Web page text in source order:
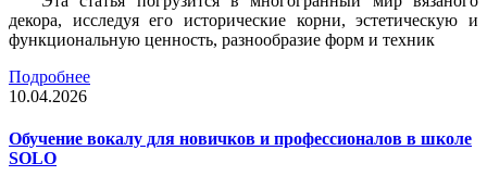
декора, исследуя его исторические корни, эстетическую и
функциональную ценность, разнообразие форм и техник
Подробнее
10.04.2026
Обучение вокалу для новичков и профессионалов в школе
SOLO